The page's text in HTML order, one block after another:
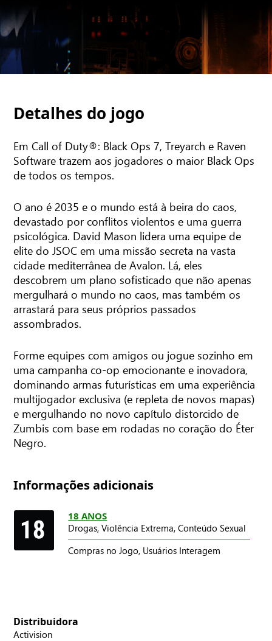
Detalhes do jogo
Em Call of Duty®: Black Ops 7, Treyarch e Raven
Software trazem aos jogadores o maior Black Ops
de todos os tempos.
O ano é 2035 e o mundo está à beira do caos,
devastado por conflitos violentos e uma guerra
psicológica. David Mason lidera uma equipe de
elite do JSOC em uma missão secreta na vasta
cidade mediterrânea de Avalon. Lá, eles
descobrem um plano sofisticado que não apenas
mergulhará o mundo no caos, mas também os
arrastará para seus próprios passados
assombrados.
Forme equipes com amigos ou jogue sozinho em
uma campanha co-op emocionante e inovadora,
dominando armas futurísticas em uma experiência
multijogador exclusiva (e repleta de novos mapas)
e mergulhando no novo capítulo distorcido de
Zumbis com base em rodadas no coração do Éter
Negro.
Informações adicionais
18 ANOS
Drogas, Violência Extrema, Conteúdo Sexual
Compras no Jogo, Usuários Interagem
Distribuidora
Activision